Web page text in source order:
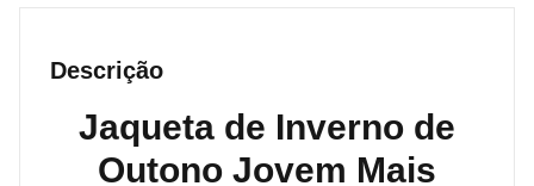
Descrição
Jaqueta de Inverno de
Outono Jovem Mais